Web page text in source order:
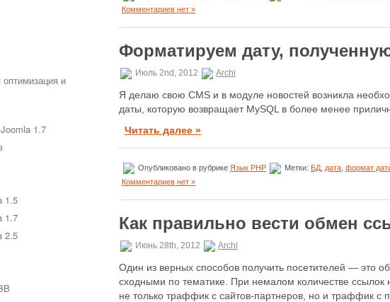
и
1.7
1.5
1.7
2.5
Комментариев нет »
Форматируем дату,
Июль 2nd, 2012 Archi
Я делаю свою CMS и в модуле новостей возникла
даты, которую возвращает MySQL в более менее
Читать далее »
Опубликовано в рубрике Язык PHP Метки: БД дата формат
Комментариев нет »
Как правильно вести обмен
Июнь 28th, 2012 Archi
Один из верных способов получить посетителей — это
сходными по тематике. При немалом количестве ссылок
не только траффик с сайтов-партнеров, но и траффик с